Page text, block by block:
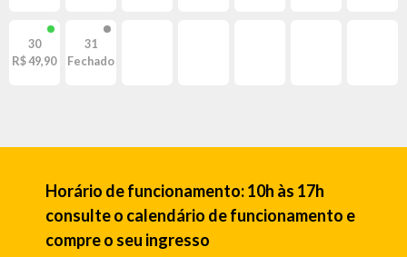
30
R$ 49,90
31
Fechado
Horário de funcionamento: 10h às 17h
consulte o calendário de funcionamento e
compre o seu ingresso